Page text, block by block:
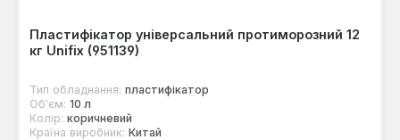
Пластифікатор універсальний протиморозний 12
кг Unifix (951139)
Тип обладнання: пластифікатор
Об'єм: 10 л
Колір: коричневий
Країна виробник: Китай